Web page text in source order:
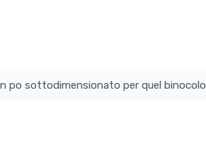
e un po sottodimensionato per quel binocolo